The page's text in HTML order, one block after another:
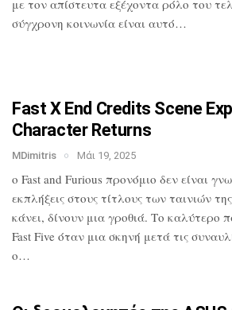
με τον απίστευτα εξέχοντα ρόλο του
σύγχρονη κοινωνία είναι αυτό…
Fast X End Credits Scene
Character Returns
MDimitris Μάι 19, 2025
ο Fast and Furious προνόμιο δεν είναι
εκπλήξεις στους τίτλους των ταινιών
κάνει, δίνουν μια γροθιά. Το καλύτερο
Fast Five όταν μια σκηνή μετά τις
ο…